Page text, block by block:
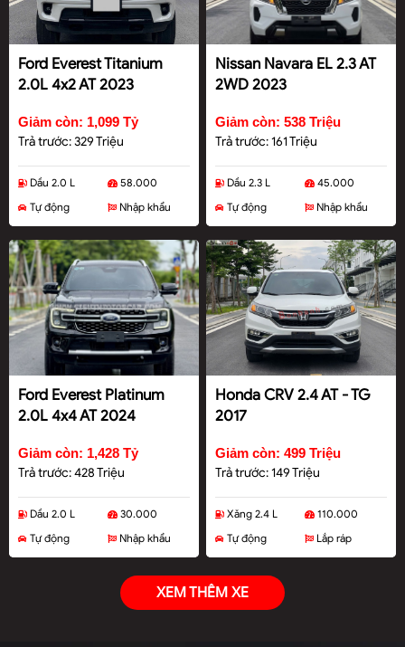
Ford Everest Titanium
2.0L 4x2 AT 2023
Giảm còn: 1,099 Tỷ
Trả trước: 329 Triệu
Dầu 2.0 L
58.000
Tự động
Nhập khẩu
Nissan Navara EL 2.3 AT
2WD 2023
Giảm còn: 538 Triệu
Trả trước: 161 Triệu
Dầu 2.3 L
45.000
Tự động
Nhập khẩu
Ford Everest Platinum
2.0L 4x4 AT 2024
Giảm còn: 1,428 Tỷ
Trả trước: 428 Triệu
Dầu 2.0 L
30.000
Tự động
Nhập khẩu
Honda CRV 2.4 AT - TG
2017
Giảm còn: 499 Triệu
Trả trước: 149 Triệu
Xăng 2.4 L
110.000
Tự động
Lắp ráp
XEM THÊM XE